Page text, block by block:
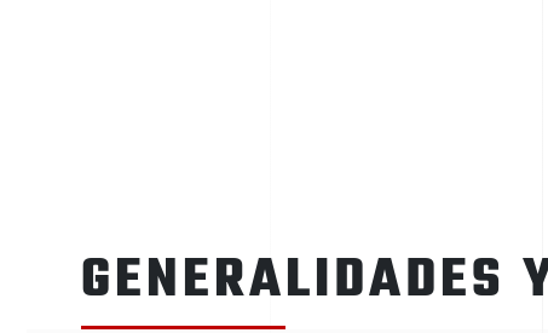
GENERALIDADES